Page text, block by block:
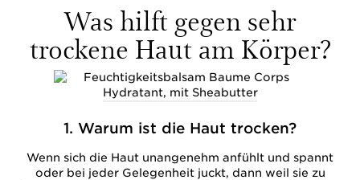
Was hilft gegen sehr
trockene Haut am Körper?
1. Warum ist die Haut trocken?
Wenn sich die Haut unangenehm anfühlt und spannt
oder bei jeder Gelegenheit juckt, dann weil sie zu